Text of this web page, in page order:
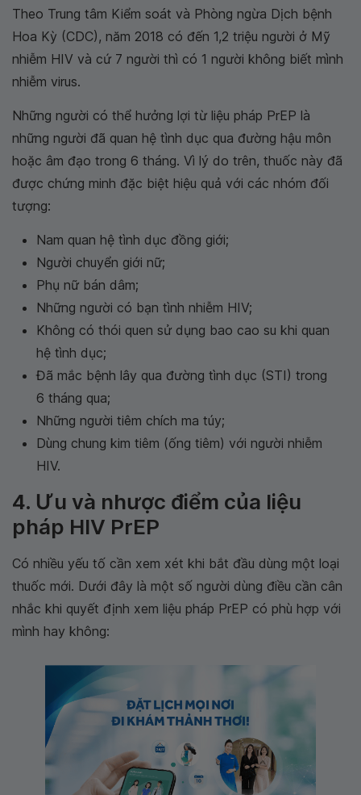
Theo Trung tâm Kiểm soát và Phòng ngừa Dịch bệnh
Hoa Kỳ (CDC), năm 2018 có đến 1,2 triệu người ở Mỹ
nhiễm HIV và cứ 7 người thì có 1 người không biết mình
nhiễm virus.
Những người có thể hưởng lợi từ liệu pháp PrEP là
những người đã quan hệ tình dục qua đường hậu môn
hoặc âm đạo trong 6 tháng. Vì lý do trên, thuốc này đã
được chứng minh đặc biệt hiệu quả với các nhóm đối
tượng:
Nam quan hệ tình dục đồng giới;
Người chuyển giới nữ;
Phụ nữ bán dâm;
Những người có bạn tình nhiễm HIV;
Không có thói quen sử dụng bao cao su khi quan
hệ tình dục;
Đã mắc bệnh lây qua đường tình dục (STI) trong
6 tháng qua;
Những người tiêm chích ma túy;
Dùng chung kim tiêm (ống tiêm) với người nhiễm
HIV.
4. Ưu và nhược điểm của liệu
pháp HIV PrEP
Có nhiều yếu tố cần xem xét khi bắt đầu dùng một loại
thuốc mới. Dưới đây là một số người dùng điều cần cân
nhắc khi quyết định xem liệu pháp PrEP có phù hợp với
mình hay không: